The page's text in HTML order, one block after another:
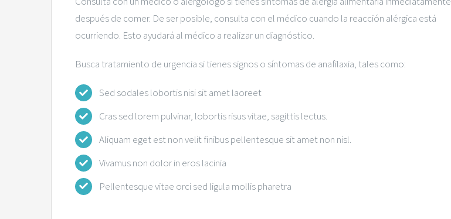
después de comer. De ser posible, consulta con el médico cuando la reacción alérgica está
ocurriendo. Esto ayudará al médico a realizar un diagnóstico.
Busca tratamiento de urgencia si tienes signos o síntomas de anafilaxia, tales como:
Sed sodales lobortis nisi sit amet laoreet
Cras sed lorem pulvinar, lobortis risus vitae, sagittis lectus.
Aliquam eget est non velit finibus pellentesque sit amet non nisl.
Vivamus non dolor in eros lacinia
Pellentesque vitae orci sed ligula mollis pharetra